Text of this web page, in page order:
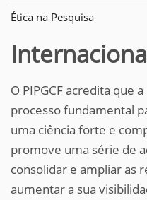
Ética na Pesquisa
O PIPGCF acredita que
processo fundamental
uma ciência forte e
promove uma série de
consolidar e ampliar as
aumentar a sua